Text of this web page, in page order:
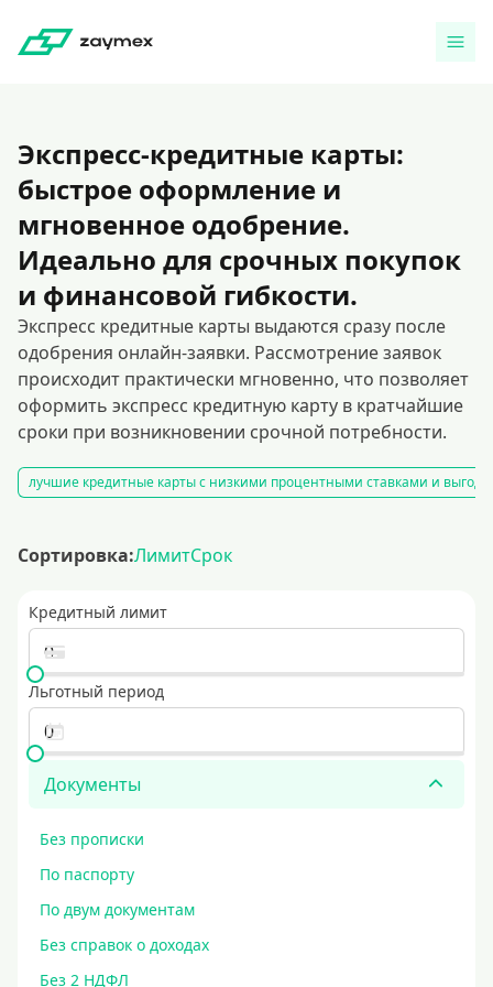
Экспресс-кредитные карты:
быстрое оформление и
мгновенное одобрение.
Идеально для срочных покупок
и финансовой гибкости.
Экспресс кредитные карты выдаются сразу после
одобрения онлайн-заявки. Рассмотрение заявок
происходит практически мгновенно, что позволяет
оформить экспресс кредитную карту в кратчайшие
сроки при возникновении срочной потребности.
лучшие кредитные карты с низкими процентными ставками и
Сортировка:ЛимитСрок
Кредитный лимит
Льготный период
Документы
Без прописки
По паспорту
По двум документам
Без справок о доходах
Без 2 НДФЛ